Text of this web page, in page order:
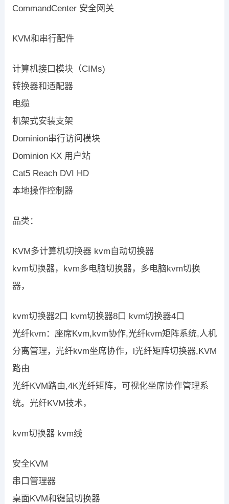
CommandCenter 安全网关
KVM和串行配件
计算机接口模块（CIMs)
转换器和适配器
电缆
机架式安装支架
Dominion串行访问模块
Dominion KX 用户站
Cat5 Reach DVI HD
本地操作控制器
品类：
KVM多计算机切换器 kvm自动切换器
kvm切换器，kvm多电脑切换器，多电脑kvm切换
器，
kvm切换器2口 kvm切换器8口 kvm切换器4口
光纤kvm：座席Kvm,kvm协作,光纤kvm矩阵系统,人机
分离管理，光纤kvm坐席协作，l光纤矩阵切换器,KVM
路由
光纤KVM路由,4K光纤矩阵，可视化坐席协作管理系
统。光纤KVM技术，
kvm切换器 kvm线
安全KVM
串口管理器
桌面KVM和键鼠切换器